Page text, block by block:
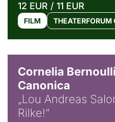
12 EUR / 11 EUR
FILM
Cornelia
Canonica
„Lou Andreas
Rilke!“